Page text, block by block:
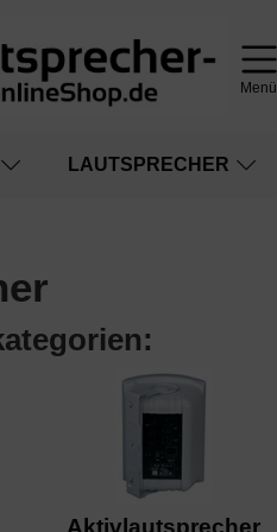
Menü
LAUTSPRECHER
Aktivlautsprecher